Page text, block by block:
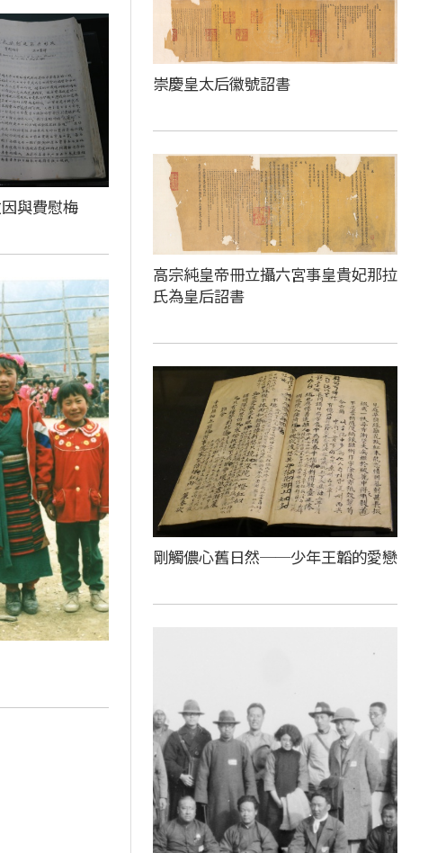
崇慶皇太后徽號詔書
與費慰梅
高宗純皇帝冊立攝六宮事皇貴妃那拉
氏為皇后詔書
剛觸儂心舊日然──少年王韜的愛戀